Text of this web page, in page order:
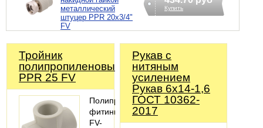
металлический
штуцер PPR 20х3/4"
FV
Купить
Тройник
полипропиленовый
PPR 25 FV
Полипропиленовые
фитинги
FV-
Рукав с
нитяным
усилением
Рукав 6х14-1,6
ГОСТ 10362-
2017